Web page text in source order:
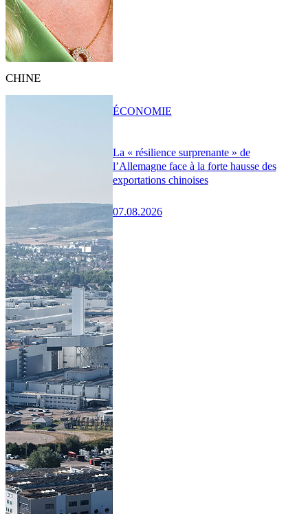
CHINE
La « résilience surprenante » de
l’Allemagne face à la forte hausse des
exportations chinoises
07.08.2026
ÉCONOMIE